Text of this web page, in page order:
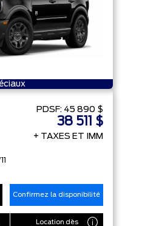
PDSF: 45 890 $
38 511 $
+ TAXES ET IMM
Confirmez la disponibilité
Location dès